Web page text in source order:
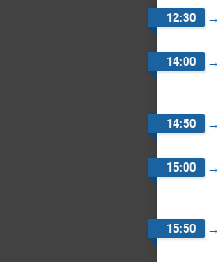
12:30 →
14:00 →
14:50 →
15:00 →
15:50 →